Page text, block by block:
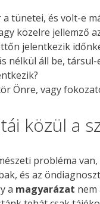
tünetei, és volt-e
közelre jellemző
jelentkezik
nélkül áll be,
Önre, vagy
közül a
probléma
és az
a magyarázat